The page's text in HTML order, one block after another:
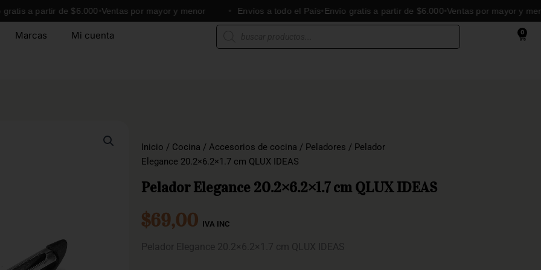
a partir de $6.000 Ventas por mayor y menor Envíos a todo el País Envío gratis a partir de $6.000 Ventas por mayor y menor
Marcas Mi cuenta
Búsqueda
0
Cart
Inicio / Cocina / Accesorios de cocina / Peladores / Pelador
Elegance 20.2×6.2×1.7 cm QLUX IDEAS
Pelador Elegance 20.2×6.2×1.7 cm QLUX IDEAS
$69,00 IVA INC